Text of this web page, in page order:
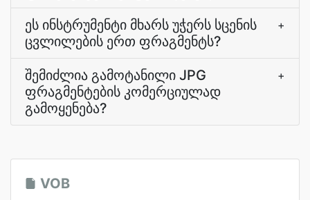
ეს ინსტრუმენტი მხარს უჭერს სცენის
ცვლილების ერთ ფრაგმენტს?
+
შემიძლია გამოტანილი JPG
ფრაგმენტების კომერციულად
გამოყენება?
+
VOB